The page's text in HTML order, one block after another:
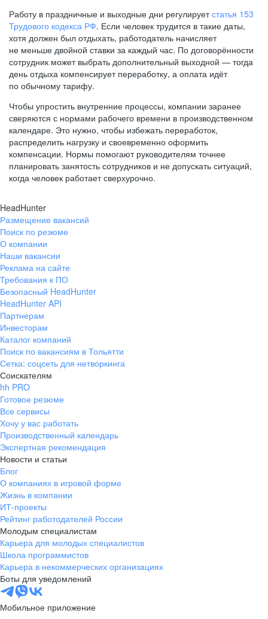
Работу в праздничные и выходные дни регулируетстатья 153
Трудового кодекса РФ. Если человек трудится в такие даты,
хотя должен был отдыхать, работодатель начисляет
не меньше двойной ставки за каждый час. По договорённости
сотрудник может выбрать дополнительный выходной — тогда
день отдыха компенсирует переработку, а оплата идёт
по обычному тарифу.
Чтобы упростить внутренние процессы, компании заранее
сверяются с нормами рабочего времени в производственном
календаре. Это нужно, чтобы избежать переработок,
распределить нагрузку и своевременно оформить
компенсации. Нормы помогают руководителям точнее
планировать занятость сотрудников и не допускать ситуаций,
когда человек работает сверхурочно.
HeadHunter
Размещение вакансий
Поиск по резюме
О компании
Наши вакансии
Реклама на сайте
Требования к ПО
Безопасный HeadHunter
HeadHunter API
Партнерам
Инвесторам
Каталог компаний
Поиск по вакансиям в Тольятти
Сетка: соцсеть для нетворкинга
Соискателям
hh PRO
Готовое резюме
Все сервисы
Хочу у вас работать
Производственный календарь
Экспертная рекомендация
Новости и статьи
Блог
О компаниях в игровой форме
Жизнь в компании
ИТ-проекты
Рейтинг работодателей России
Молодым специалистам
Карьера для молодых специалистов
Школа программистов
Карьера в некоммерческих организациях
Боты для уведомлений
Мобильное приложение